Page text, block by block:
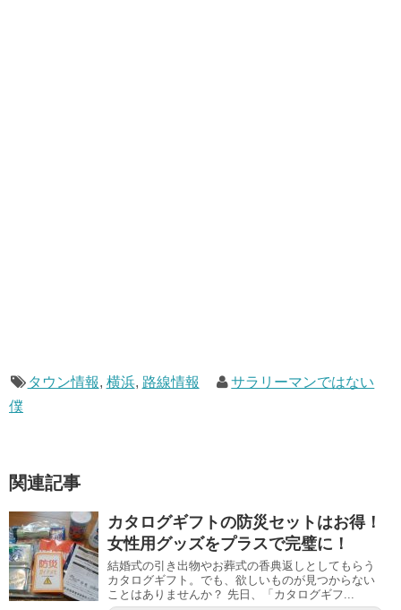
タウン情報, 横浜, 路線情報
サラリーマンではない
僕
関連記事
カタログギフトの防災セットはお得！
女性用グッズをプラスで完璧に！
結婚式の引き出物やお葬式の香典返しとしてもらう
カタログギフト。でも、欲しいものが見つからない
ことはありませんか？ 先日、「カタログギフ...